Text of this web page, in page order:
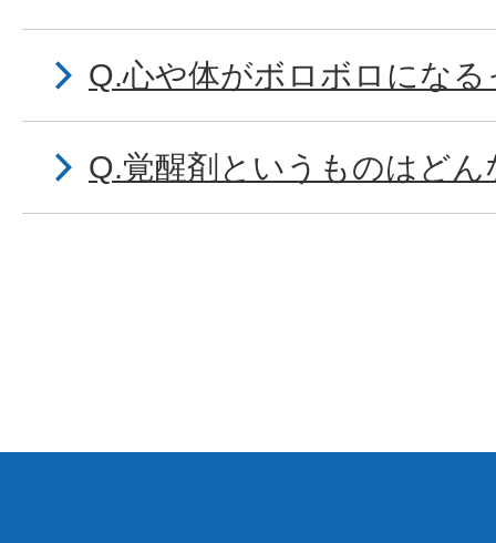
Q.心や体がボロボロにな
Q.覚醒剤というものはど